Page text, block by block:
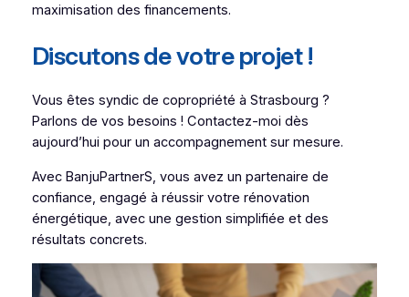
maximisation des financements.
Discutons de votre projet !
Vous êtes syndic de copropriété à Strasbourg ?
Parlons de vos besoins ! Contactez-moi dès
aujourd’hui pour un accompagnement sur mesure.
Avec BanjuPartnerS, vous avez un partenaire de
confiance, engagé à réussir votre rénovation
énergétique, avec une gestion simplifiée et des
résultats concrets.